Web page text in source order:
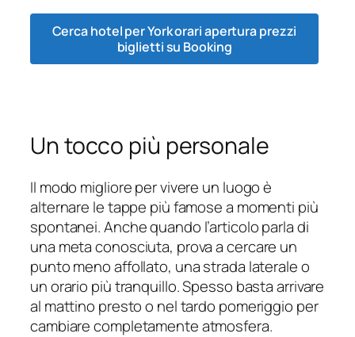
Cerca hotel per York orari apertura prezzi
biglietti su Booking
Un tocco più personale
Il modo migliore per vivere un luogo è
alternare le tappe più famose a momenti più
spontanei. Anche quando l’articolo parla di
una meta conosciuta, prova a cercare un
punto meno affollato, una strada laterale o
un orario più tranquillo. Spesso basta arrivare
al mattino presto o nel tardo pomeriggio per
cambiare completamente atmosfera.